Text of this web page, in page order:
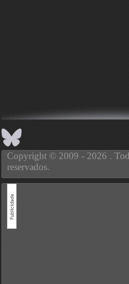
Copyright © 2009 - 2026 .
reservados.